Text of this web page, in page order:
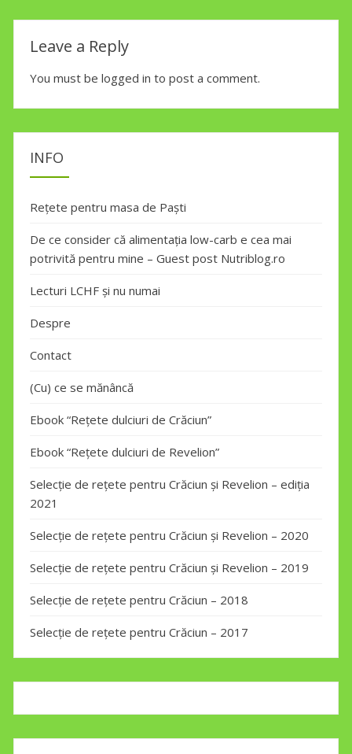
Leave a Reply
You must be logged in to post a comment.
INFO
Rețete pentru masa de Paști
De ce consider că alimentația low-carb e cea mai
potrivită pentru mine – Guest post Nutriblog.ro
Lecturi LCHF și nu numai
Despre
Contact
(Cu) ce se mănâncă
Ebook “Rețete dulciuri de Crăciun”
Ebook “Rețete dulciuri de Revelion”
Selecție de rețete pentru Crăciun și Revelion – ediția
2021
Selecție de rețete pentru Crăciun și Revelion – 2020
Selecție de rețete pentru Crăciun și Revelion – 2019
Selecție de rețete pentru Crăciun – 2018
Selecție de rețete pentru Crăciun – 2017